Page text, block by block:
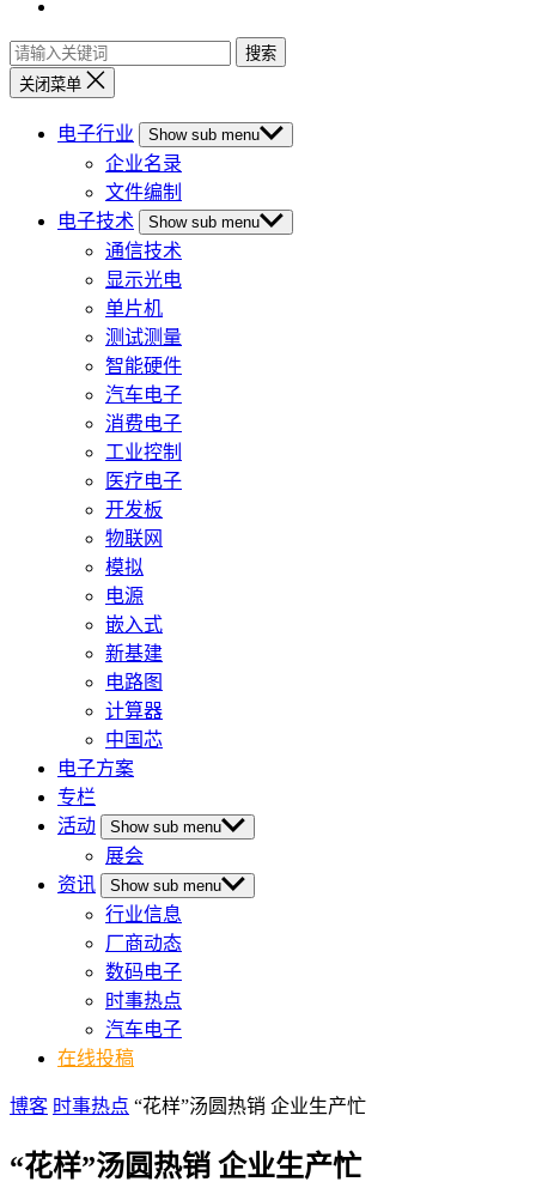
搜索
关闭菜单
电子行业 Show sub menu
企业名录
文件编制
电子技术
Show sub menu
通信技术
显示光电
单片机
测试测量
智能硬件
汽车电子
消费电子
工业控制
医疗电子
开发板
物联网
模拟
电源
嵌入式
新基建
电路图
计算器
中国芯
电子方案
专栏
活动
Show sub menu
展会
资讯
Show sub menu
行业信息
厂商动态
数码电子
时事热点
汽车电子
在线投稿
博客 时事热点 “花样”汤圆热销 企业生产忙
“花样”汤圆热销 企业生产忙